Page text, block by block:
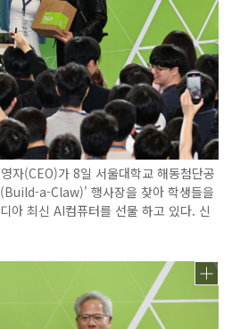
자(CEO)가 8일 서울대학교 해동첨단공
a-Claw)' 행사장을 찾아 학생들을
아 최신 AI컴퓨터를 선물 하고 있다. 신